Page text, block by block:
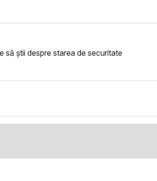
să știi despre starea de securitate